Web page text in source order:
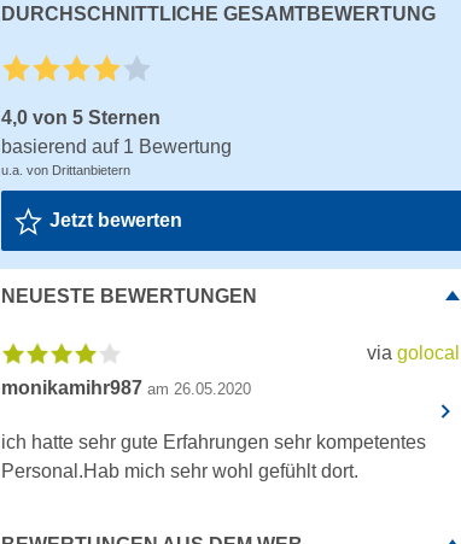
DURCHSCHNITTLICHE GESAMTBEWERTUNG
4,0 von 5 Sternen
basierend auf 1 Bewertung
u.a. von Drittanbietern
Jetzt bewerten
NEUESTE BEWERTUNGEN
via golocal
monikamihr987 am 26.05.2020
ich hatte sehr gute Erfahrungen sehr kompetentes
Personal.Hab mich sehr wohl gefühlt dort.